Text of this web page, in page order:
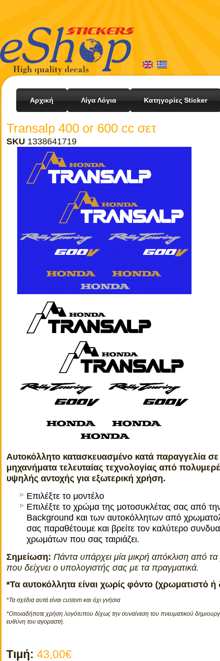
Αρχική Λίγα Λόγια Κατηγορίες Sticker
Transalp 400 or 600 cc σετ
SKU 1338641719
Αυτοκόλλητο κατασκευασμένο κατά παραγγελία σε
μηχανήματα τελευταίας τεχνολογίας από
υψηλής αντοχής για εξωτερική χρήση.
Επιλέξτε το μοντέλο
Επιλέξτε το χρώμα της μοτοσυκλέτας σας από
Background και των αυτοκόλλητων από
σας παραθέτουμε και βρείτε τον καλύτερο
χρωμάτων που σας ταιριάζει.
Σημείωση: Πάντα υπάρχει μία μικρή απόκλιση από
που δείχνει ο υπολογιστής σας με τα πραγματικά.
*Τα αυτοκόλλητα είναι χωρίς φόντο (χρωματιστό ή
*Τα σχέδια αυτά είναι custom και όχι γνήσια
*Οποιαδήποτε χρήση λογότυπου δίχως την συναίνεση του πνευματικού
ευθύνη του αγοραστή.
Τιμή: 43,00€